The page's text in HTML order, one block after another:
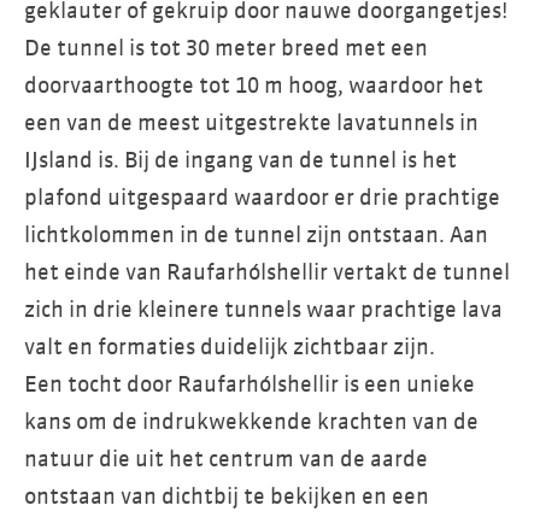
geklauter of gekruip door nauwe doorgangetjes!
De tunnel is tot 30 meter breed met een
doorvaarthoogte tot 10 m hoog, waardoor het
een van de meest uitgestrekte lavatunnels in
IJsland is. Bij de ingang van de tunnel is het
plafond uitgespaard waardoor er drie prachtige
lichtkolommen in de tunnel zijn ontstaan. Aan
het einde van Raufarhólshellir vertakt de tunnel
zich in drie kleinere tunnels waar prachtige lava
valt en formaties duidelijk zichtbaar zijn.
Een tocht door Raufarhólshellir is een unieke
kans om de indrukwekkende krachten van de
natuur die uit het centrum van de aarde
ontstaan van dichtbij te bekijken en een